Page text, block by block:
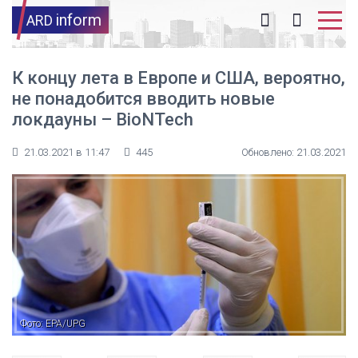
ARD inform
К концу лета в Европе и США, вероятно,
не понадобится вводить новые
локдауны – BioNTech
21.03.2021 в 11:47 445 Обновлено: 21.03.2021
Фото: EPA/UPG